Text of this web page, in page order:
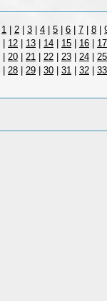
1 2 3 4 5 6 7 8
12 13 14 15 16
17
20 21 22 23 24
25
28 29 30 31 32 33